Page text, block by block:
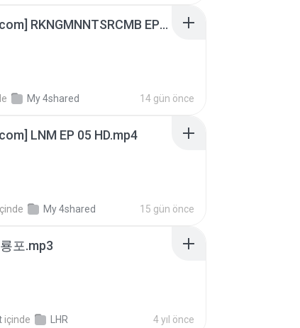
[Witanime.com] RKNGMNNTSRCMB EP 05 HD.mp4
My 4shared 14 gün önce
LNM EP 05 HD.mp4
My 4shared 15 gün önce
포.mp3
içinde LHR 4 yıl önce